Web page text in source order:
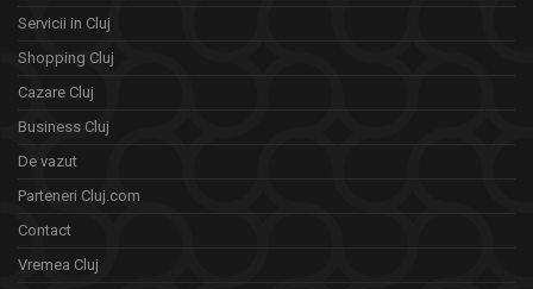
Servicii in Cluj
Shopping Cluj
Cazare Cluj
Business Cluj
De vazut
Parteneri Cluj.com
Contact
Vremea Cluj